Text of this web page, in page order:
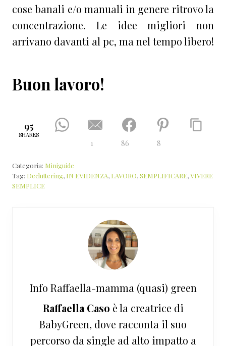
cose banali e/o manuali in genere ritrovo la
concentrazione. Le idee migliori non
arrivano davanti al pc, ma nel tempo libero!
Buon lavoro!
95
SHARES
1 86 8
Categoria: Miniguide
Tag: Decluttering, IN EVIDENZA, LAVORO,SEMPLIFICARE,VIVERE
SEMPLICE
Info Raffaella-mamma (quasi) green
Raffaella Caso è la creatrice di
BabyGreen, dove racconta il suo
percorso da single ad alto impatto a